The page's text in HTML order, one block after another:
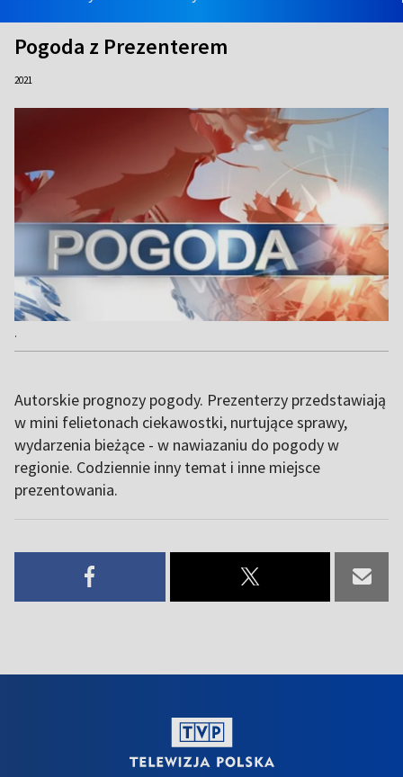
Pogoda z Prezenterem
2021
.
Autorskie prognozy pogody. Prezenterzy przedstawiają
w mini felietonach ciekawostki, nurtujące sprawy,
wydarzenia bieżące - w nawiazaniu do pogody w
regionie. Codziennie inny temat i inne miejsce
prezentowania.